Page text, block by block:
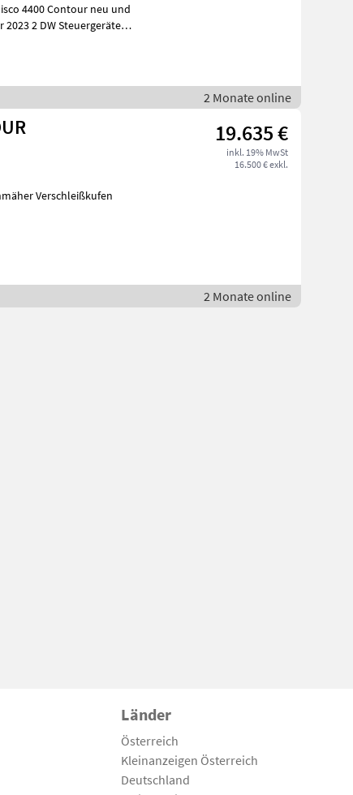
Contour neu und
2 Monate online
19.635 €
inkl. 19% MwSt
16.500 € exkl.
2 Monate online
Länder
Österreich
Kleinanzeigen Österreich
Deutschland